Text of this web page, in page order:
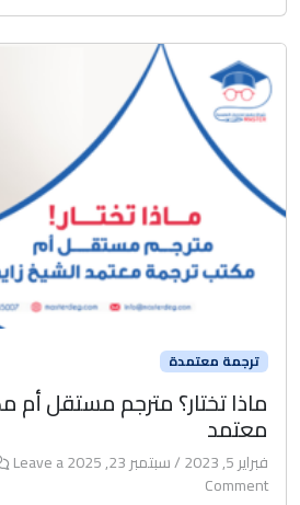
ترجمة معتمدة
ماذا تختار؟ مترجم مستقل أم
معتمد
فبراير 5, 2023 /سبتمبر 23, 2025
Leave a
Comment